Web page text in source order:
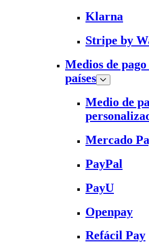
Klarna
Stripe by
Medios de
países
Medio de
Mercado
PayPal
PayU
Openpay
Refácil Pay